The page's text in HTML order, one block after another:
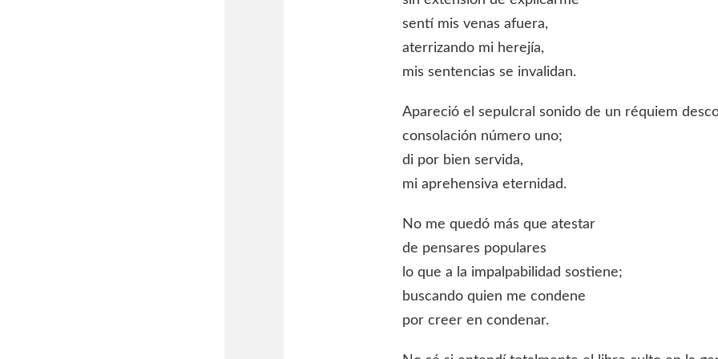
sentí mis venas afuera,
aterrizando mi herejía,
mis sentencias se invalidan.
Apareció el sepulcral sonido de un réquiem
consolación número uno;
di por bien servida,
mi aprehensiva eternidad.
No me quedó más que atestar
de pensares populares
lo que a la impalpabilidad sostiene;
buscando quien me condene
por creer en condenar.